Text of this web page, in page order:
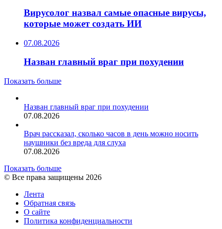
Вирусолог назвал самые опасные вирусы,
которые может создать ИИ
07.08.2026
Назван главный враг при похудении
Показать больше
Назван главный враг при похудении
07.08.2026
Врач рассказал, сколько часов в день можно носить
наушники без вреда для слуха
07.08.2026
Показать больше
© Все права защищены 2026
Лента
Обратная связь
О сайте
Политика конфиденциальности